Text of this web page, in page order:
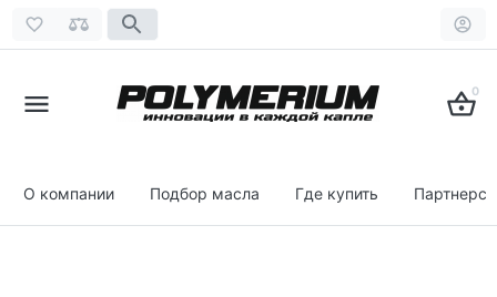
0
О компании Подбор масла Где купить